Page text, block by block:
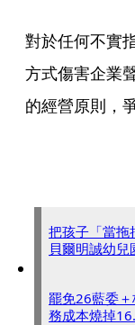
對於任何不實
方式傷害企業
的經營原則，
把孩子「當
貝爾明誠幼
罷免26藍委
務成本燒掉